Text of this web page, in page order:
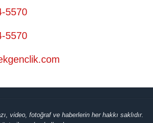
5570
5570
video, fotoğraf ve haberlerin her hakkı saklıdır.